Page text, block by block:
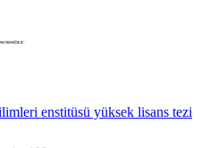
enstitüsü yüksek lisans tezi